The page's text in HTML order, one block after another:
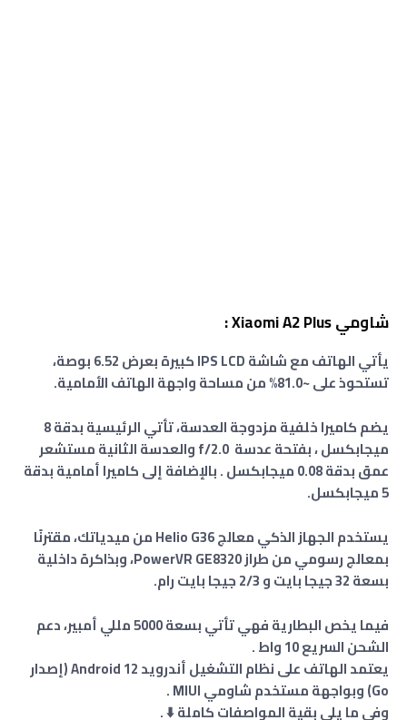
شاومي Xiaomi A2 Plus :
يأتي الهاتف مع شاشة IPS LCD كبيرة بعرض 6.52 بوصة،
تستحوذ على ~81.0% من مساحة واجهة الهاتف الأمامية.
يضم كاميرا خلفية مزدوجة العدسة، تأتي الرئيسية بدقة 8
ميجابكسل ، بفتحة عدسة f/2.0 والعدسة الثانية مستشعر
عمق بدقة 0.08 ميجابكسل . بالإضافة إلى كاميرا أمامية بدقة
5 ميجابكسل.
يستخدم الجهاز الذكي معالج Helio G36 من ميدياتك، مقترنًا
بمعالج رسومي من طراز PowerVR GE8320، وبذاكرة داخلية
بسعة 32 جيجا بايت و 2/3 جيجا بايت رام.
فيما يخص البطارية فهي تأتي بسعة 5000 مللي أمبير، دعم
الشحن السريع 10 واط .
يعتمد الهاتف على نظام التشغيل أندرويد Android 12 (إصدار
Go) وبواجهة مستخدم شاومي MIUI .
وفي ما يلي بقية المواصفات كاملة ⬇️ .